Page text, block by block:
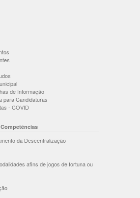
de Informação
para Candidaturas
- COVID
da Descentralização
afins de jogos de fortuna ou